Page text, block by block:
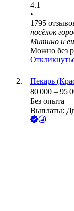
4.1
•
1795
посёлок
Митино и
Можно без
Пекарь
80 000 – 95
Без опыта
Выплаты: